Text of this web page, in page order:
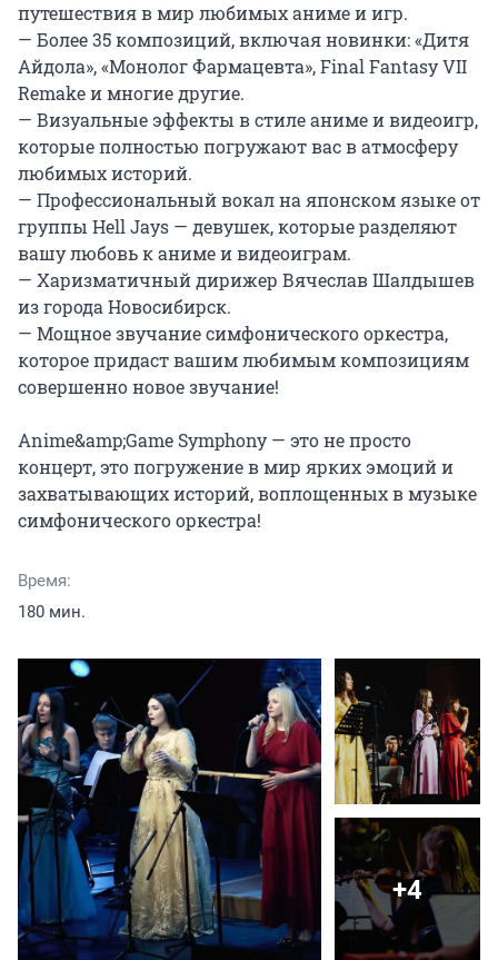
путешествия в мир любимых аниме и игр.
— Более 35 композиций, включая новинки: «Дитя
Айдола», «Монолог Фармацевта», Final Fantasy VII
Remake и многие другие.
— Визуальные эффекты в стиле аниме и видеоигр,
которые полностью погружают вас в атмосферу
любимых историй.
— Профессиональный вокал на японском языке от
группы Hell Jays — девушек, которые разделяют
вашу любовь к аниме и видеоиграм.
— Харизматичный дирижер Вячеслав Шалдышев
из города Новосибирск.
— Мощное звучание симфонического оркестра,
которое придаст вашим любимым композициям
совершенно новое звучание!
Anime&amp;Game Symphony — это не просто
концерт, это погружение в мир ярких эмоций и
захватывающих историй, воплощенных в музыке
симфонического оркестра!
Время:
180 мин.
+4